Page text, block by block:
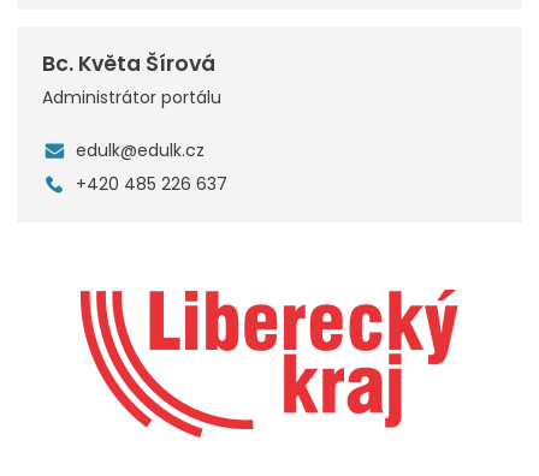
Bc. Květa Šírová
Administrátor portálu
edulk@edulk.cz
+420 485 226 637